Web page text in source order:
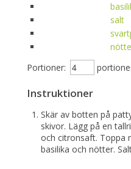
salt
Portioner:
Instruktioner
Skär av botten på
skivor. Lägg på en
och citronsaft. Toppa
basilika och nötter.